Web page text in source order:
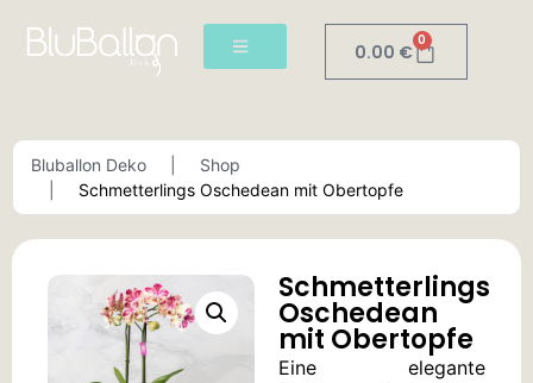
0.00 € 0
Bluballon Deko
Shop
Schmetterlings Oschedean mit Obertopfe
Schmetterlings
Oschedean
mit Obertopfe
Eine elegante